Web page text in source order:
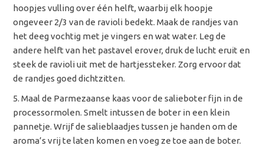
hoopjes vulling over één helft, waarbij elk hoopje
ongeveer 2/3 van de ravioli bedekt. Maak de randjes van
het deeg vochtig met je vingers en wat water. Leg de
andere helft van het pastavel erover, druk de lucht eruit en
steek de ravioli uit met de hartjessteker. Zorg ervoor dat
de randjes goed dichtzitten.
Maal de Parmezaanse kaas voor de salieboter fijn in de
processormolen. Smelt intussen de boter in een klein
pannetje. Wrijf de salieblaadjes tussen je handen om de
aroma’s vrij te laten komen en voeg ze toe aan de boter.